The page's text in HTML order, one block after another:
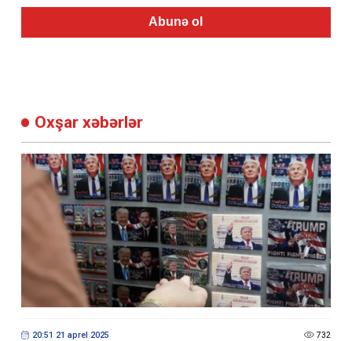
Abunə ol
Oxşar xəbərlər
20:51 21 aprel 2025 732